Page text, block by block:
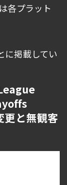
各プラット
に掲載してい
と無観客